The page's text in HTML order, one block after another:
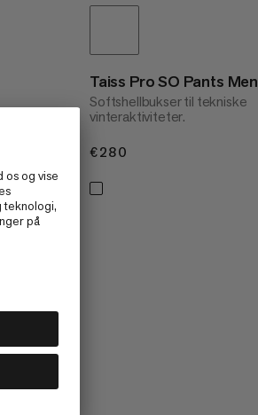
Taiss Pro SO Pants Men
Softshellbukser til tekniske
vinteraktiviteter.
€280